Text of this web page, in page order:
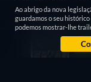
El aspirante
Ao abrigo da nova
guardamos o seu
podemos mostrar-lhe